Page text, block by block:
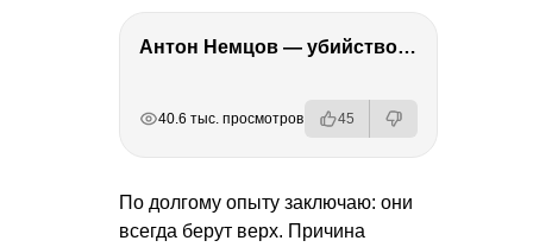
Антон Немцов — убийство Бориса Немцова, переезд в Дубай, семья и политика
40.6 тыс. просмотров 45
По долгому опыту заключаю: они
всегда берут верх. Причина